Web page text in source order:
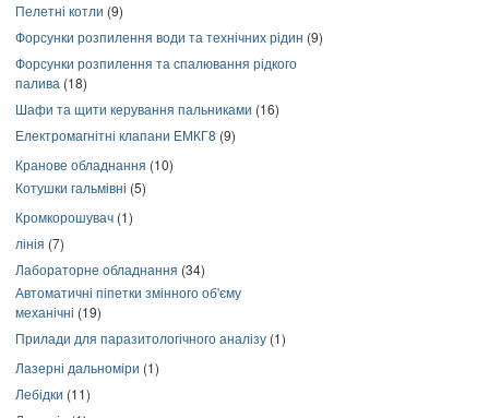
Пелетні котли (9)
Форсунки розпилення води та технічних рідин (9)
Форсунки розпилення та спалювання рідкого
палива (18)
Шафи та щити керування пальниками (16)
Електромагнітні клапани ЕМКГ8 (9)
Кранове обладнання (10)
Котушки гальмівні (5)
Кромкорошувач (1)
лінія (7)
Лабораторне обладнання (34)
Автоматичні піпетки змінного об'єму
механічні (19)
Прилади для паразитологічного аналізу (1)
Лазерні дальноміри (1)
Лебідки (11)